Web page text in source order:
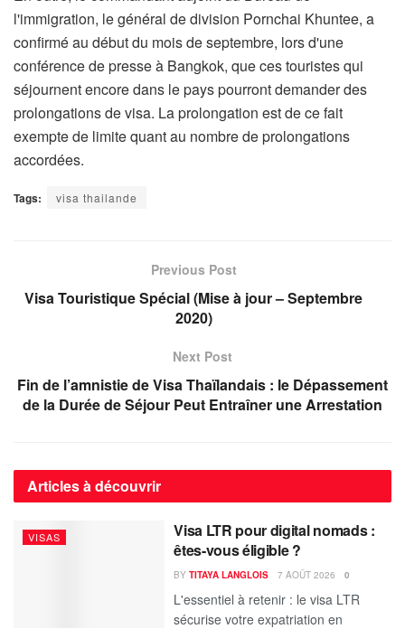
l'immigration, le général de division Pornchai Khuntee, a
confirmé au début du mois de septembre, lors d'une
conférence de presse à Bangkok, que ces touristes qui
séjournent encore dans le pays pourront demander des
prolongations de visa. La prolongation est de ce fait
exempte de limite quant au nombre de prolongations
accordées.
Tags: visa thailande
Previous Post
Visa Touristique Spécial (Mise à jour – Septembre
2020)
Next Post
Fin de l’amnistie de Visa Thaïlandais : le Dépassement
de la Durée de Séjour Peut Entraîner une Arrestation
Articles à découvrir
VISAS
Visa LTR pour digital nomads :
êtes-vous éligible ?
BY TITAYA LANGLOIS 7 AOÛT 2026 0
L'essentiel à retenir : le visa LTR
sécurise votre expatriation en